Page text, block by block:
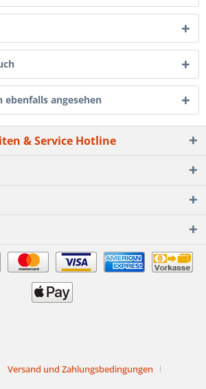
ebenfalls angesehen
& Service Hotline
Versand und Zahlungsbedingungen